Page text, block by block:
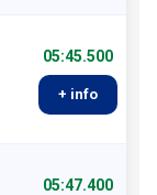
05:45.500
+ info
05:47.400